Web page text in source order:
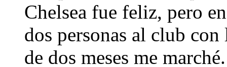
Chelsea fue feliz, pero
dos personas al club
de dos meses me